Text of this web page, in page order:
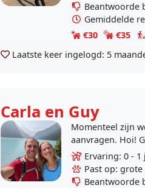
Beantwoorde
Gemiddelde
€30
€35
Laatste keer ingelogd: 5
Carla en Guy
Momenteel zijn
aanvragen. Hoi! Guy is opgegroeid met honden
en Carla houdt
momenteel
Ervaring: 0 - 1
Past op:
Beantwoorde